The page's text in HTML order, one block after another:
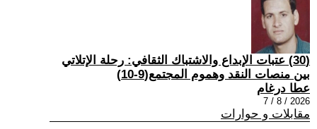
(30) عتبات الإبداع والاشتباك الثقافي: رحلة الإتلاتي
بين منصات النقد وهموم المجتمع(9-10)
عطا درغام
2026 / 8 / 7
مقابلات و حوارات